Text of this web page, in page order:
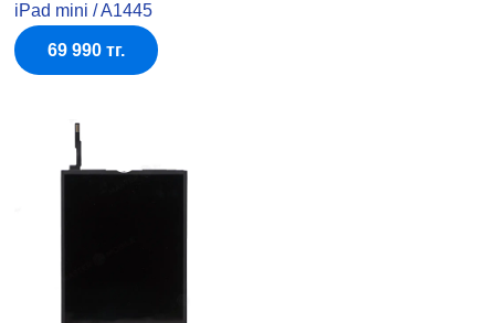
iPad mini / A1445
69 990 тг.